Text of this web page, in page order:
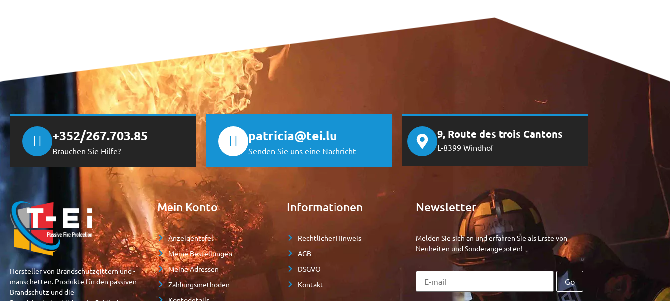
+352/267.703.85
Brauchen Sie Hilfe?
patricia@tei.lu
Senden Sie uns eine Nachricht
9, Route des trois Cantons
L-8399 Windhof
Hersteller von Brandschutzgittern und -
manschetten. Produkte für den passiven
Brandschutz und die
Mein Konto
Anzeigentafel
Meine Bestellungen
Meine Adressen
Zahlungsmethoden
Informationen
Rechtlicher Hinweis
AGB
DSGVO
Kontakt
Newsletter
Melden Sie sich an und erfahren Sie als Erste von
Neuheiten und Sonderangeboten!